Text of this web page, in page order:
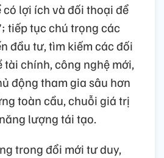
có lợi ích và đối thoại để
tiếp tục chú trọng các
đầu tư, tìm kiếm các đối
tài chính, công nghệ mới,
động tham gia sâu hơn
toàn cầu, chuỗi giá trị
lượng tái tạo.
trong đổi mới tư duy,